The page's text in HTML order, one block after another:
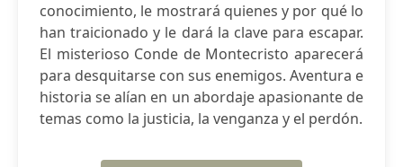
conocimiento, le mostrará quienes y por qué lo
han traicionado y le dará la clave para escapar.
El misterioso Conde de Montecristo aparecerá
para desquitarse con sus enemigos. Aventura e
historia se alían en un abordaje apasionante de
temas como la justicia, la venganza y el perdón.